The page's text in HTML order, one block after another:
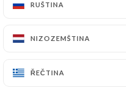
RUŠTINA
NIZOZEMŠTINA
ŘEČTINA
RUŠTINA
NIZOZEMŠTINA
ŘEČTINA